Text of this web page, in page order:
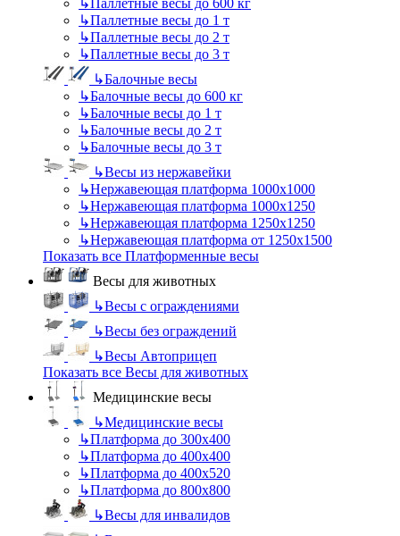
↳Паллетные весы до 1 т
↳Паллетные весы до 2 т
↳Паллетные весы до 3 т
↳Балочные весы
↳Балочные весы до 600 кг
↳Балочные весы до 1 т
↳Балочные весы до 2 т
↳Балочные весы до 3 т
↳Весы из нержавейки
↳Нержавеющая платформа 1000х1000
↳Нержавеющая платформа 1000х1250
↳Нержавеющая платформа 1250х1250
↳Нержавеющая платформа от 1250х1500
Показать все Платформенные весы
Весы для животных
↳Весы с ограждениями
↳Весы без ограждений
↳Весы Автоприцеп
Показать все Весы для животных
Медицинские весы
↳Медицинские весы
↳Платформа до 300х400
↳Платформа до 400х400
↳Платформа до 400х520
↳Платформа до 800х800
↳Весы для инвалидов